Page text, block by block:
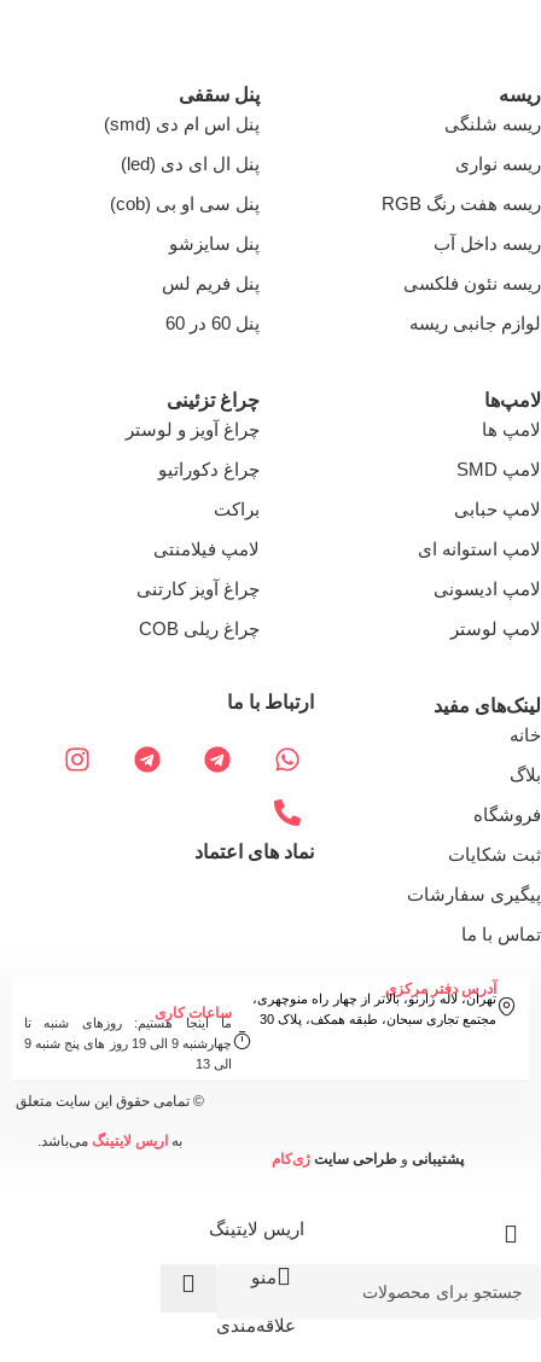
ریسه
ریسه شلنگی
ریسه نواری
ریسه هفت رنگ RGB
ریسه داخل آب
ریسه نئون فلکسی
لوازم جانبی ریسه
پنل سقفی
پنل اس ام دی (smd)
پنل ال ای دی (led)
پنل سی او بی (cob)
پنل سایزشو
پنل فریم لس
پنل 60 در 60
لامپ‌ها
لامپ ها
لامپ SMD
لامپ حبابی
لامپ استوانه ای
لامپ ادیسونی
لامپ لوستر
چراغ تزئینی
چراغ آویز و لوستر
چراغ دکوراتیو
براکت
لامپ فیلامنتی
چراغ آویز کارتنی
چراغ ریلی COB
لینک‌های مفید
خانه
بلاگ
فروشگاه
ثبت شکایات
پیگیری سفارشات
تماس با ما
ارتباط با ما
نماد های اعتماد
آدرس دفتر مرکزی
تهران، لاله زارنو، بالاتر از چهار راه منوچهری،
مجتمع تجاری سبحان، طبقه همکف، پلاک 30
ساعات کاری
ما اینجا هستیم: روزهای شنبه تا
چهارشنبه 9 الی 19 روز های پنج شنبه 9
الی 13
پشتیبانیو طراحی سایت ژی‌کام
© تمامی حقوق این سایت متعلق
بهاریس لایتینگ می‌باشد.
اریس لایتینگ
منو
علاقه‌مندی